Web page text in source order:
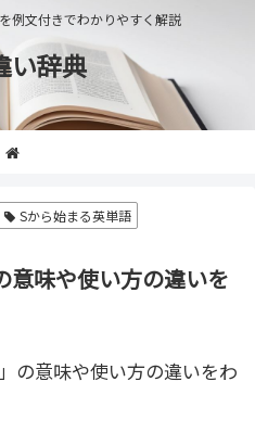
例文付きでわかりやすく解説
い辞典
Sから始まる英単語
意味や使い方の違いを
」の意味や使い方の違いをわ